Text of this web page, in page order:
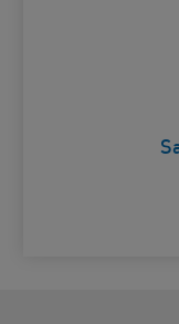
Pour